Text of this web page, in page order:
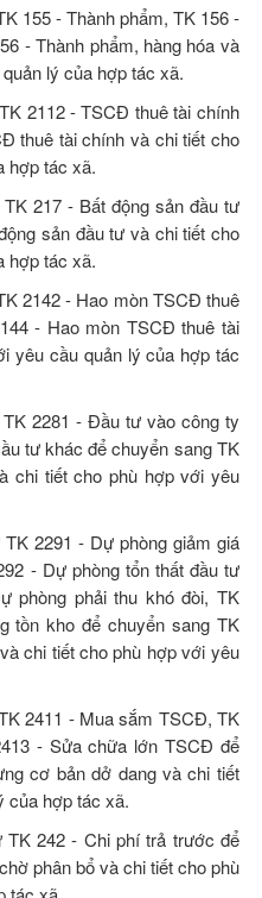
155 - Thành phẩm, TK 156 -
- Thành phẩm, hàng hóa và
lý của hợp tác xã.
2112 - TSCĐ thuê tài chính
thuê tài chính và chi tiết cho
hợp tác xã.
217 - Bất động sản đầu tư
sản đầu tư và chi tiết cho
hợp tác xã.
2142 - Hao mòn TSCĐ thuê
- Hao mòn TSCĐ thuê tài
yêu cầu quản lý của hợp tác
2281 - Đầu tư vào công ty
tư khác để chuyển sang TK
chi tiết cho phù hợp với yêu
2291 - Dự phòng giảm giá
- Dự phòng tổn thất đầu tư
phòng phải thu khó đòi, TK
tồn kho để chuyển sang TK
chi tiết cho phù hợp với yêu
2411 - Mua sắm TSCĐ, TK
- Sửa chữa lớn TSCĐ để
cơ bản dở dang và chi tiết
của hợp tác xã.
242 - Chi phí trả trước để
phân bổ và chi tiết cho phù